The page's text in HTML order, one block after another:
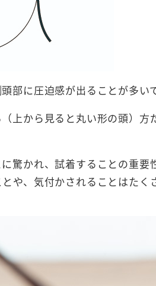
部に圧迫感が出ることが多いで
上から見ると丸い形の頭）
驚かれ、試着することの重要
や、気付かされることはたく